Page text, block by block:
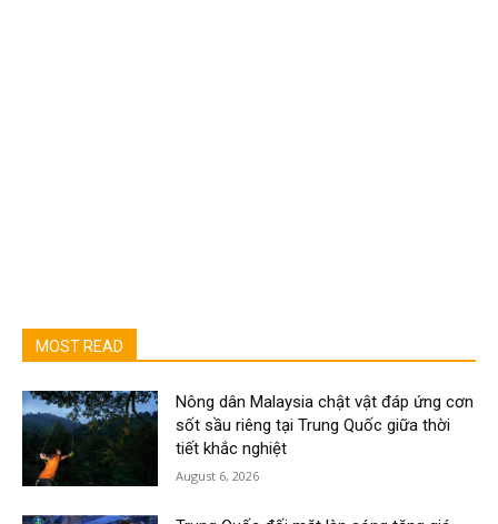
MOST READ
Nông dân Malaysia chật vật đáp ứng cơn
sốt sầu riêng tại Trung Quốc giữa thời
tiết khắc nghiệt
August 6, 2026